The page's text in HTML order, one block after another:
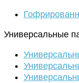
Универсальные